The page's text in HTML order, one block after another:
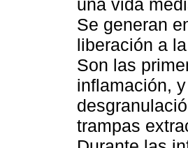
una vida
Se generan
liberación a
Son las
inflamación,
trampas